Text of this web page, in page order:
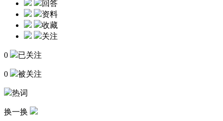
回答
资料
收藏
关注
0 已关注
0 被关注
热词
换一换